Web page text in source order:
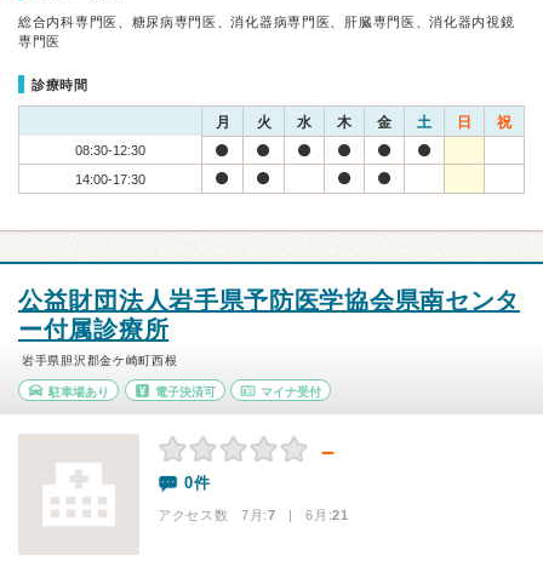
総合内科専門医、糖尿病専門医、消化器病専門医、肝臓専門医、消化器内視鏡
専門医
診療時間
月 火 水 木 金 土 日 祝
08:30-12:30
14:00-17:30
公益財団法人岩手県予防医学協会県南センタ
ー付属診療所
岩手県胆沢郡金ケ崎町西根
駐車場あり 電子決済可 マイナ受付
－
0件
アクセス数 7月:7 | 6月:21